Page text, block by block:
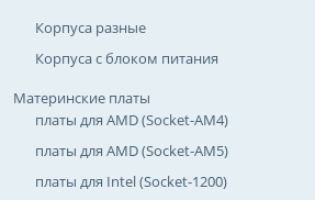
Корпуса разные
Корпуса с блоком питания
Материнские платы
платы для AMD (Socket-AM4)
платы для AMD (Socket-AM5)
платы для Intel (Socket-1200)